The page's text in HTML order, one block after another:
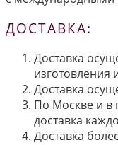
ДОСТАВКА:
Доставка
изготовления
Доставка
По Москве и в
доставка
Доставка